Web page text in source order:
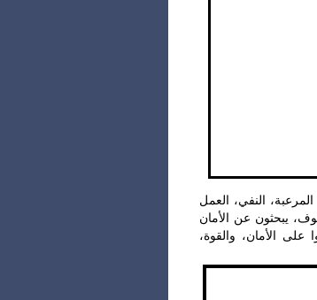
النفي، العمل
يبحثون عن الأمان
الأمان، والقوة،